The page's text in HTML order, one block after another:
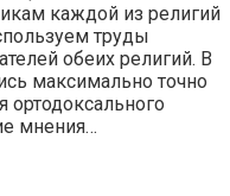
каждой из религий
труды
обеих религий. В
максимально точно
мнения…